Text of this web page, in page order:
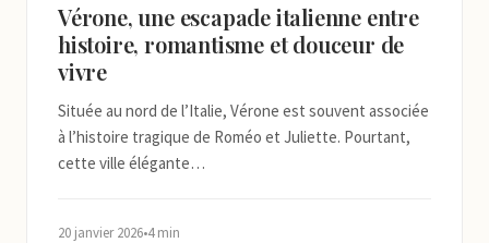
Vérone, une escapade italienne entre
histoire, romantisme et douceur de
vivre
Située au nord de l’Italie, Vérone est souvent associée
à l’histoire tragique de Roméo et Juliette. Pourtant,
cette ville élégante…
20 janvier 2026•4 min